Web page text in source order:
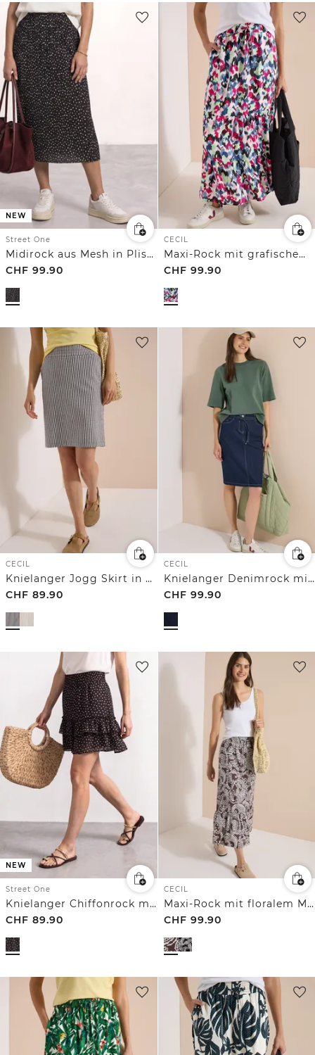
NEW
Street One
Midirock aus Mesh in Plisséestruktur
CHF 99.90
CECIL
Maxi-Rock mit grafischem Muster
CHF 99.90
CECIL
Knielanger Jogg Skirt in Seersucker-Qualität
CHF 89.90
CECIL
Knielanger Denimrock mit Gürteldetail
CHF 99.90
NEW
Street One
Knielanger Chiffonrock mit Print
CHF 89.90
CECIL
Maxi-Rock mit floralem Muster
CHF 99.90